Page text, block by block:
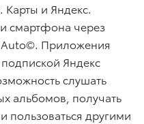
Карты и Яндекс.
смартфона через
Приложения
Яндекс
слушать
альбомов, получать
пользоваться другими